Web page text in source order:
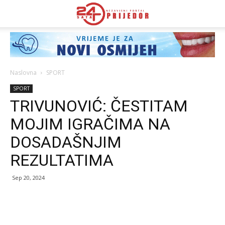
Naslovna SPORT
SPORT
TRIVUNOVIĆ: ČESTITAM
MOJIM IGRAČIMA NA
DOSADAŠNJIM
REZULTATIMA
Sep 20, 2024